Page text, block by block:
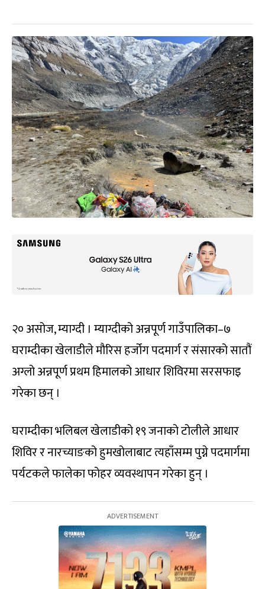
२० असोज, म्याग्दी । म्‍याग्दीको अन्नपूर्ण गाउँपालिका–७
घराम्दीका खेलाडीले मौरिस हर्जोग पदमार्ग र संसारको सातौं
अग्लो अन्नपूर्ण प्रथम हिमालको आधार शिविरमा सरसफाइ
गरेका छन् ।
घराम्दीका भलिबल खेलाडीको १९ जनाको टोलीले आधार
शिविर र नारच्याङको हुमखोलाबाट त्यहाँसम्म पुग्ने पदमार्गमा
पर्यटकले फालेका फोहर व्यवस्थापन गरेका हुन् ।